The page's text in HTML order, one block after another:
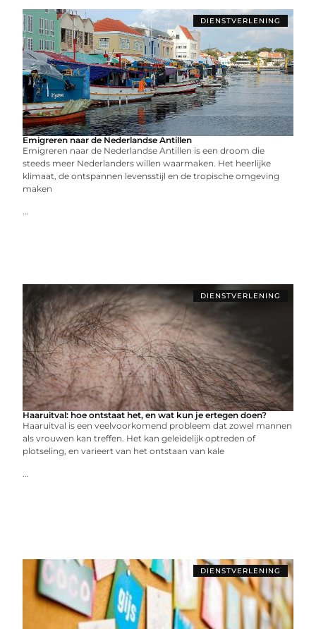
DIENSTVERLENING
Emigreren naar de Nederlandse Antillen
Emigreren naar de Nederlandse Antillen is een droom die
steeds meer Nederlanders willen waarmaken. Het heerlijke
klimaat, de ontspannen levensstijl en de tropische omgeving
maken
...
DIENSTVERLENING
Haaruitval: hoe ontstaat het, en wat kun je ertegen doen?
Haaruitval is een veelvoorkomend probleem dat zowel mannen
als vrouwen kan treffen. Het kan geleidelijk optreden of
plotseling, en varieert van het ontstaan van kale
...
DIENSTVERLENING